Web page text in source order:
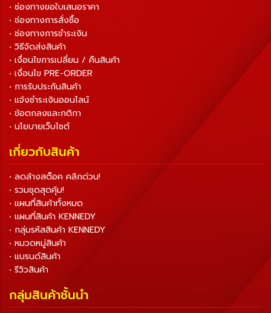
• ช่องทางขอใบเสนอราคา
• ช่องทางการสั่งซื้อ
• ช่องทางการชำระเงิน
• วิธีจัดส่งสินค้า
• เงื่อนไขการเปลี่ยน / คืนสินค้า
• เงื่อนไข PRE-ORDER
• การรับประกันสินค้า
• แจ้งชำระเงินออนไลน์
• ข้อตกลงและกติกา
• นโยบายเว็บไซต์
เกี่ยวกับสินค้า
• ลดล้างสต็อค คลิกด่วน!
• รวมชุดสุดคุ้ม!
• แผนที่สินค้าทั้งหมด
• แผนที่สินค้า KENNEDY
• กลุ่มรหัสสินค้า KENNEDY
• หมวดหมู่สินค้า
• แบรนด์สินค้า
• รีวิวสินค้า
กลุ่มสินค้าชั้นนำ